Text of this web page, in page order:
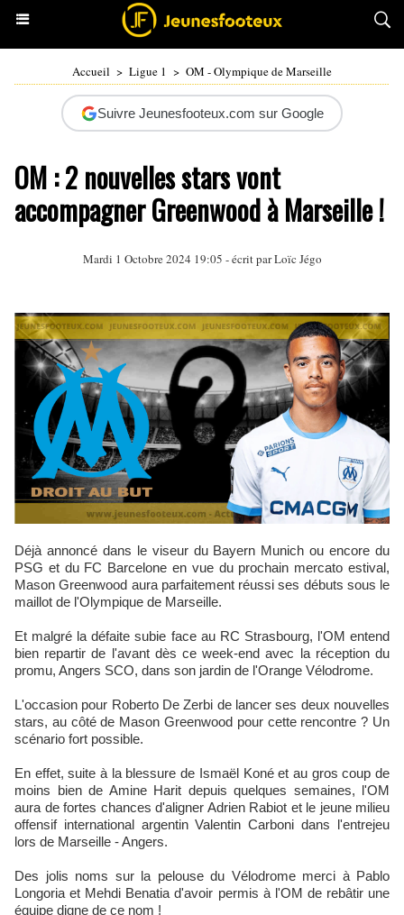
Accueil > Ligue 1 > OM - Olympique de Marseille
Suivre Jeunesfooteux.com sur Google
OM : 2 nouvelles stars vont
accompagner Greenwood à Marseille !
Mardi 1 Octobre 2024 19:05 - écrit parLoïc Jégo
Déjà annoncé dans le viseur du Bayern Munich ou encore du
PSG et du FC Barcelone en vue du prochain mercato estival,
Mason Greenwood aura parfaitement réussi ses débuts sous le
maillot de l'Olympique de Marseille.
Et malgré la défaite subie face au RC Strasbourg, l'OM entend
bien repartir de l'avant dès ce week-end avec la réception du
promu, Angers SCO, dans son jardin de l'Orange Vélodrome.
L'occasion pour Roberto De Zerbi de lancer ses deux nouvelles
stars, au côté de Mason Greenwood pour cette rencontre ? Un
scénario fort possible.
En effet, suite à la blessure de Ismaël Koné et au gros coup de
moins bien de Amine Harit depuis quelques semaines, l'OM
aura de fortes chances d'aligner Adrien Rabiot et le jeune milieu
offensif international argentin Valentin Carboni dans l'entrejeu
lors de Marseille - Angers.
Des jolis noms sur la pelouse du Vélodrome merci à Pablo
Longoria et Mehdi Benatia d'avoir permis à l'OM de rebâtir une
équipe digne de ce nom !